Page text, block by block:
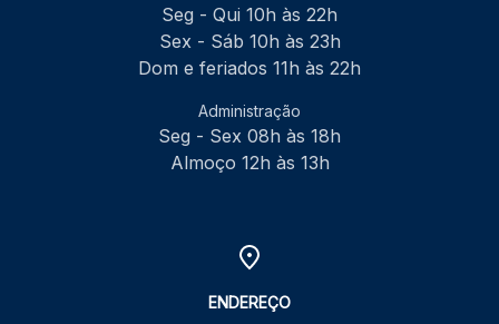
Seg - Qui 10h às 22h
Sex - Sáb 10h às 23h
Dom e feriados 11h às 22h
Administração
Seg - Sex 08h às 18h
Almoço 12h às 13h
ENDEREÇO